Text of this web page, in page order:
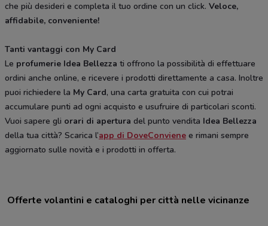
che più desideri e completa il tuo ordine con un click. Veloce,
affidabile, conveniente!
Tanti vantaggi con My Card
Le profumerie Idea Bellezza ti offrono la possibilità di effettuare
ordini anche online, e ricevere i prodotti direttamente a casa. Inoltre
puoi richiedere la My Card, una carta gratuita con cui potrai
accumulare punti ad ogni acquisto e usufruire di particolari sconti.
Vuoi sapere gli orari di apertura del punto vendita Idea Bellezza
della tua città? Scarica l’app di DoveConviene e rimani sempre
aggiornato sulle novità e i prodotti in offerta.
Offerte volantini e cataloghi per città nelle vicinanze